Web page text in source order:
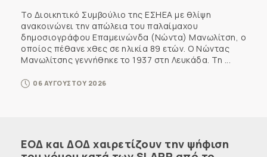
Το Διοικητικό Συμβούλιο της ΕΣΗΕΑ με θλίψη
ανακοινώνει την απώλεια του παλαίμαχου
δημοσιογράφου Επαμεινώνδα (Νώντα) Μανωλίτση, ο
οποίος πέθανε χθες σε ηλικία 89 ετών. Ο Νώντας
Μανωλίτσης γεννήθηκε το 1937 στη Λευκάδα. Τη ...
06 ΑΥΓΟΥΣΤΟΥ 2026
ΕΟΔ και ΔΟΔ χαιρετίζουν την ψήφιση